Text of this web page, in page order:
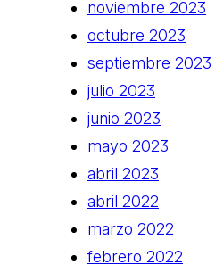
noviembre 2023
octubre 2023
septiembre 2023
julio 2023
junio 2023
mayo 2023
abril 2023
abril 2022
marzo 2022
febrero 2022